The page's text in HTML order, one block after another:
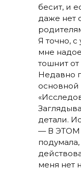
бесит, и
даже нет
Я точно, с
мне
тошнит
Недавно
основной
детали.
— В ЭТОМ
меня нет